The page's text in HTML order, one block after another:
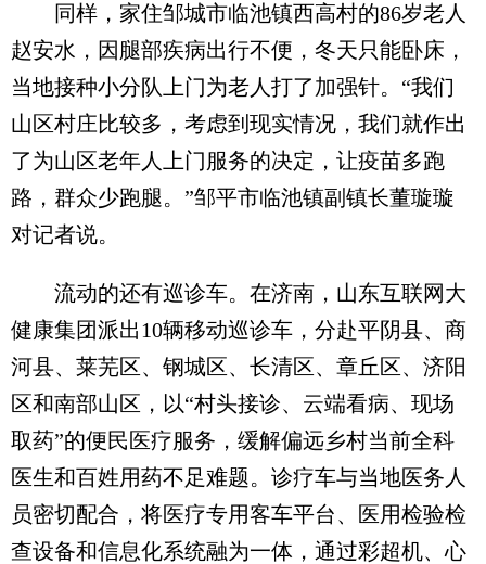
同样，家住邹城市临池镇西高村的86岁老人
赵安水，因腿部疾病出行不便，冬天只能卧床，
当地接种小分队上门为老人打了加强针。“我们
山区村庄比较多，考虑到现实情况，我们就作出
了为山区老年人上门服务的决定，让疫苗多跑
路，群众少跑腿。”邹平市临池镇副镇长董璇璇
对记者说。
流动的还有巡诊车。在济南，山东互联网大
健康集团派出10辆移动巡诊车，分赴平阴县、商
河县、莱芜区、钢城区、长清区、章丘区、济阳
区和南部山区，以“村头接诊、云端看病、现场
取药”的便民医疗服务，缓解偏远乡村当前全科
医生和百姓用药不足难题。诊疗车与当地医务人
员密切配合，将医疗专用客车平台、医用检验检
查设备和信息化系统融为一体，通过彩超机、心